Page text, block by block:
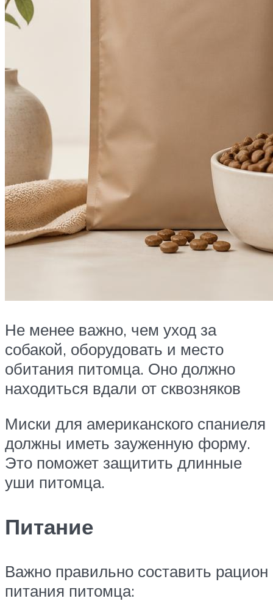
Не менее важно, чем уход за
собакой, оборудовать и место
обитания питомца. Оно должно
находиться вдали от сквозняков
Миски для американского спаниеля
должны иметь зауженную форму.
Это поможет защитить длинные
уши питомца.
Питание
Важно правильно составить рацион
питания питомца: